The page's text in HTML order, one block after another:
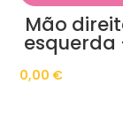
Mão
esquerda
0,00 €